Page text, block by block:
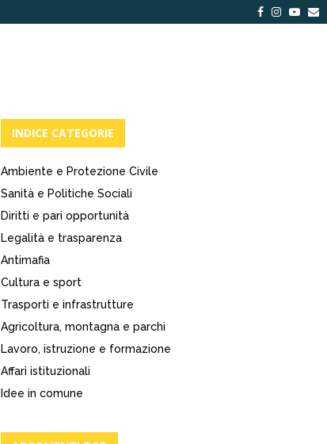
Facebook
INDICE CATEGORIE
Ambiente e Protezione Civile
Sanità e Politiche Sociali
Diritti e pari opportunità
Legalità e trasparenza
Antimafia
Cultura e sport
Trasporti e infrastrutture
Agricoltura, montagna e parchi
Lavoro, istruzione e formazione
Affari istituzionali
Idee in comune